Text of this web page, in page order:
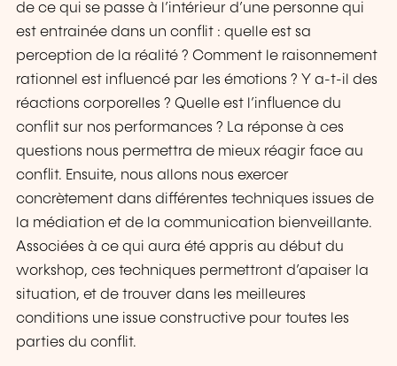
de ce qui se passe à l’intérieur d’une personne qui
est entrainée dans un conflit : quelle est sa
perception de la réalité ? Comment le raisonnement
rationnel est influencé par les émotions ? Y a-t-il des
réactions corporelles ? Quelle est l’influence du
conflit sur nos performances ? La réponse à ces
questions nous permettra de mieux réagir face au
conflit. Ensuite, nous allons nous exercer
concrètement dans différentes techniques issues de
la médiation et de la communication bienveillante.
Associées à ce qui aura été appris au début du
workshop, ces techniques permettront d’apaiser la
situation, et de trouver dans les meilleures
conditions une issue constructive pour toutes les
parties du conflit.